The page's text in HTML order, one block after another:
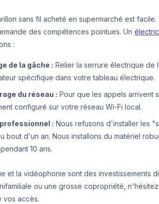
sans fil acheté en supermarché est facile.
des compétences pointues. Un
:
de la gâche : Relier la serrure électrique
spécifique dans votre tableau électrique.
du réseau : Pour que les appels arrivent
configuré sur votre réseau Wi-Fi local.
: Nous refusons d'installer les
bout d'un an. Nous installons du matériel
10 ans.
et la vidéophonie sont des investissements
ou une grosse copropriété,
vos accès.